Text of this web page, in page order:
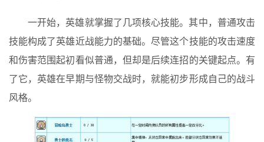
一开始，英雄就掌握了几项核心技能。其中，普通攻击
技能构成了英雄近战能力的基础。尽管这个技能的攻击速度
和伤害范围起初看似普通，但却是后续连招的关键起点。有
了它，英雄在早期与怪物交战时，就能初步形成自己的战斗
风格。